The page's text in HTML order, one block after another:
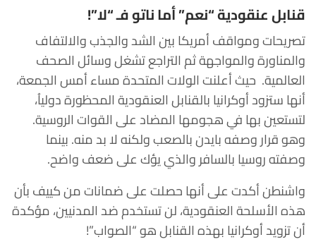
قنابل عنقودية “نعم” أما ناتو فـ “لا”!
تصريحات ومواقف أمريكا بين الشد والجذب والالتفاف
والمناورة والمواجهة ثم التراجع تشغل وسائل الصحف
العالمية. حيث أعلنت الولات المتحدة مساء أمس الجمعة،
أنها ستزود أوكرانيا بالقنابل العنقودية المحظورة دولياُ،
لتستعين بها في هجومها المضاد على القوات الروسية.
وهو قرار وصفه بايدن بالصعب ولكنه لا بد منه. بينما
وصفته روسيا بالسافر والذي يؤك على ضعف واضح.
واشنطن أكدت على أنها حصلت على ضمانات من كييف بأن
هذه الأسلحة العنقودية، لن تستخدم ضد المدنيين، مؤكدة
أن تزويد أوكرانيا بهذه القنابل هو “الصواب”!